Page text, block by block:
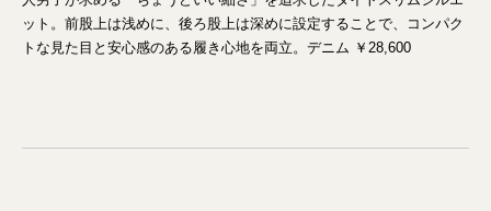
ット。前股上は浅めに、後ろ股上は深めに設定することで、コンパク
トな見た目と安心感のある履き心地を両立。デニム ￥28,600